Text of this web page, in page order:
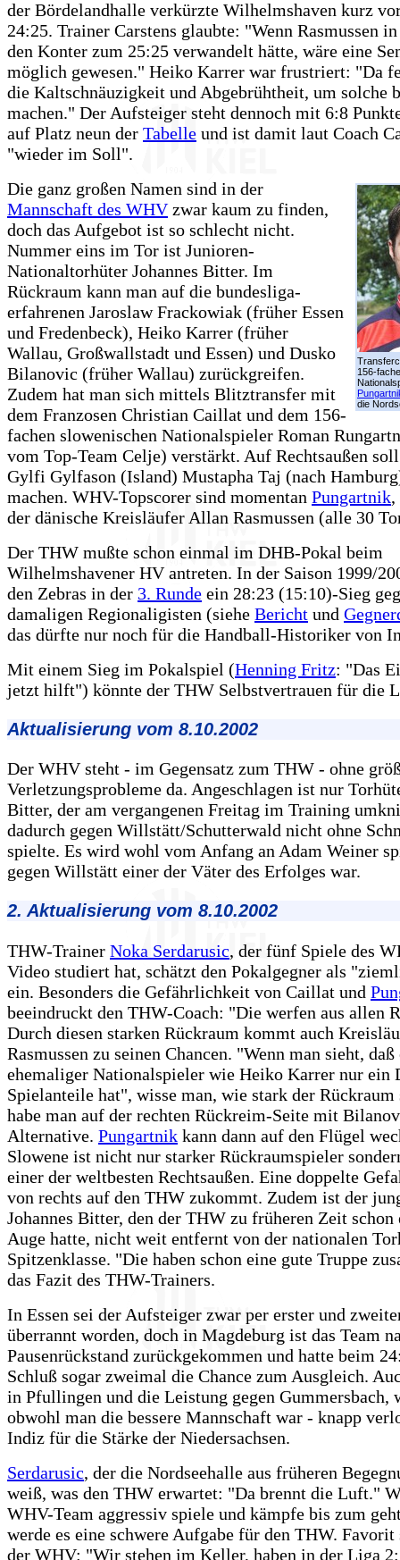
der Bördelandhalle verkürzte Wilhelmshaven kurz
24:25. Trainer Carstens glaubte: "Wenn Rasmussen in
den Konter zum 25:25 verwandelt hätte, wäre eine
möglich gewesen." Heiko Karrer war frustriert: "Da
die Kaltschnäuzigkeit und Abgebrühtheit, um solche
machen." Der Aufsteiger steht dennoch mit 6:8
auf Platz neun der Tabelle und ist damit laut Coach
"wieder im Soll".
156-
die
Die ganz großen Namen sind in der
Mannschaft des WHVzwar kaum zu finden,
doch das Aufgebot ist so schlecht nicht.
Nummer eins im Tor ist Junioren-
Nationaltorhüter Johannes Bitter. Im
Rückraum kann man auf die bundesliga-
erfahrenen Jaroslaw Frackowiak (früher Essen
und Fredenbeck), Heiko Karrer (früher
Wallau, Großwallstadt und Essen) und Dusko
Bilanovic (früher Wallau) zurückgreifen.
Zudem hat man sich mittels Blitztransfer mit
dem Franzosen Christian Caillat und dem 156-
fachen slowenischen Nationalspieler Roman
vom Top-Team Celje) verstärkt. Auf Rechtsaußen
Gylfi Gylfason (Island) Mustapha Taj (nach
machen. WHV-Topscorer sind momentan Pungartnik,
der dänische Kreisläufer Allan Rasmussen (alle 30
Der THW mußte schon einmal im DHB-Pokal beim
Wilhelmshavener HV antreten. In der Saison 1999/
den Zebras in der 3. Runde ein 28:23 (15:10)-Sieg
damaligen Regionaligisten (siehe Bericht und
das dürfte nur noch für die Handball-Historiker von
Mit einem Sieg im Pokalspiel (Henning Fritz: "Das
jetzt hilft") könnte der THW Selbstvertrauen für die
Aktualisierung vom 8.10.2002
Der WHV steht - im Gegensatz zum THW - ohne
Verletzungsprobleme da. Angeschlagen ist nur
Bitter, der am vergangenen Freitag im Training
dadurch gegen Willstätt/Schutterwald nicht ohne
spielte. Es wird wohl vom Anfang an Adam Weiner
gegen Willstätt einer der Väter des Erfolges war.
2. Aktualisierung vom 8.10.2002
THW-Trainer Noka Serdarusic, der fünf Spiele des
Video studiert hat, schätzt den Pokalgegner als
ein. Besonders die Gefährlichkeit von Caillat und
beeindruckt den THW-Coach: "Die werfen aus allen
Durch diesen starken Rückraum kommt auch
Rasmussen zu seinen Chancen. "Wenn man sieht, daß
ehemaliger Nationalspieler wie Heiko Karrer nur ein
Spielanteile hat", wisse man, wie stark der Rückraum
habe man auf der rechten Rückreim-Seite mit
Alternative. Pungartnik kann dann auf den Flügel
Slowene ist nicht nur starker Rückraumspieler
einer der weltbesten Rechtsaußen. Eine doppelte
von rechts auf den THW zukommt. Zudem ist der
Johannes Bitter, den der THW zu früheren Zeit
Auge hatte, nicht weit entfernt von der nationalen
Spitzenklasse. "Die haben schon eine gute Truppe
das Fazit des THW-Trainers.
In Essen sei der Aufsteiger zwar per erster und
überrannt worden, doch in Magdeburg ist das Team
Pausenrückstand zurückgekommen und hatte beim
Schluß sogar zweimal die Chance zum Ausgleich.
in Pfullingen und die Leistung gegen Gummersbach,
obwohl man die bessere Mannschaft war - knapp
Indiz für die Stärke der Niedersachsen.
Serdarusic, der die Nordseehalle aus früheren
weiß, was den THW erwartet: "Da brennt die Luft."
WHV-Team aggressiv spiele und kämpfe bis zum
werde es eine schwere Aufgabe für den THW.
der WHV: "Wir stehen im Keller, haben in der Liga